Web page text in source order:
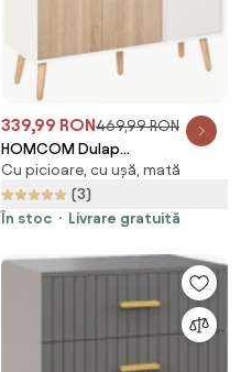
339,99 RON469,99 RON
HOMCOM Dulap
Multifuncțional cu Sertar și Uși,
Stil Nordic, pentru Dormitor
sau Living, Alb și Culoare Lemn |
Cu picioare, cu ușă, mată
(3)
În stoc
Livrare gratuită